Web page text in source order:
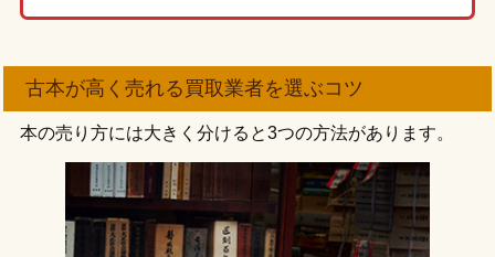
古本が高く売れる買取業者を選ぶコツ
本の売り方には大きく分けると3つの方法があります。